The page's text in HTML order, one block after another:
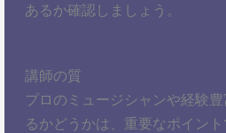
あるか確認しましょう。
講師の質
プロのミュージシャンや経験
るかどうかは、重要なポイン